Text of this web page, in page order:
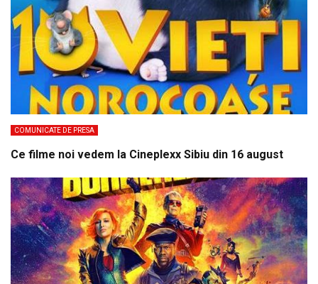
COMUNICATE DE PRESA
Ce filme noi vedem la Cineplexx Sibiu din 16 august